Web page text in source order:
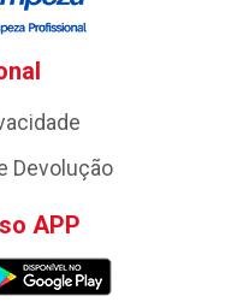
Devolução
APP